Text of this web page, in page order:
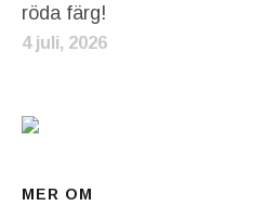
röda färg!
4 juli, 2026
MER OM